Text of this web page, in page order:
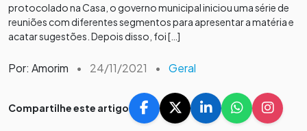
protocolado na Casa, o governo municipal iniciou uma série de
reuniões com diferentes segmentos para apresentar a matéria e
acatar sugestões. Depois disso, foi […]
Por: Amorim • 24/11/2021 • Geral
Compartilhe este artigo